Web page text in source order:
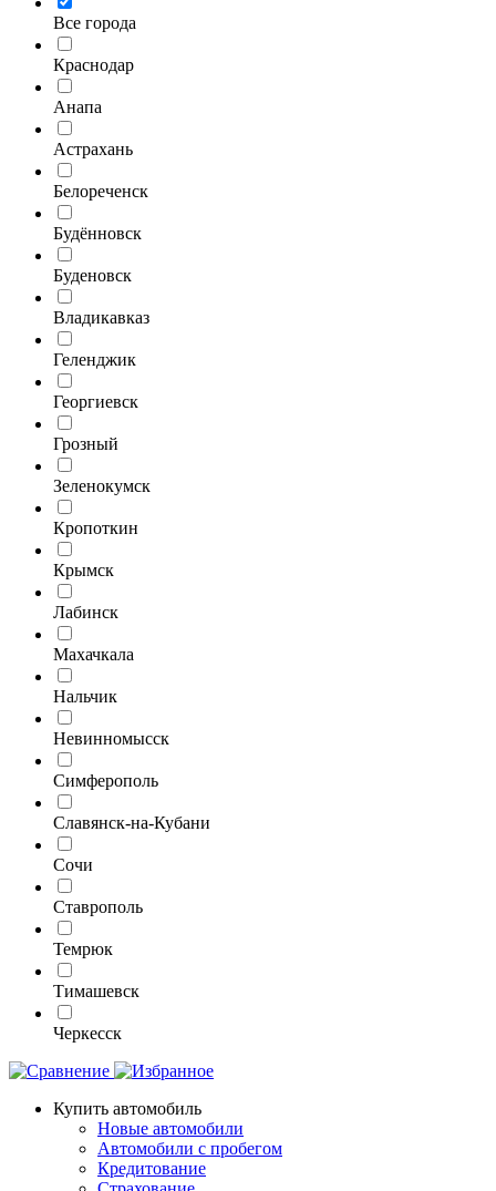
Все города
Краснодар
Анапа
Астрахань
Белореченск
Будённовск
Буденовск
Владикавказ
Геленджик
Георгиевск
Грозный
Зеленокумск
Кропоткин
Крымск
Лабинск
Махачкала
Нальчик
Невинномысск
Симферополь
Славянск-на-Кубани
Сочи
Ставрополь
Темрюк
Тимашевск
Черкесск
Купить автомобиль
Новые автомобили
Автомобили с пробегом
Кредитование